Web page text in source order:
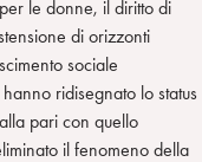
le donne, il diritto di
di orizzonti
sociale
ridisegnato lo status
pari con quello
il fenomeno della